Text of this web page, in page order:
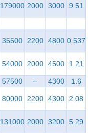
179000 2000 3000 9.51
35500 2200 4800 0.537
54000 2000 4500 1.21
57500 – 4300 1.6
80000 2200 4300 2.08
131000 2000 3200 5.29